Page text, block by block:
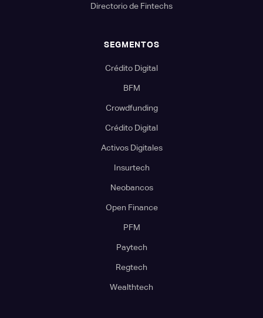
Directorio de Fintechs
SEGMENTOS
Crédito Digital
BFM
Crowdfunding
Crédito Digital
Activos Digitales
Insurtech
Neobancos
Open Finance
PFM
Paytech
Regtech
Wealthtech